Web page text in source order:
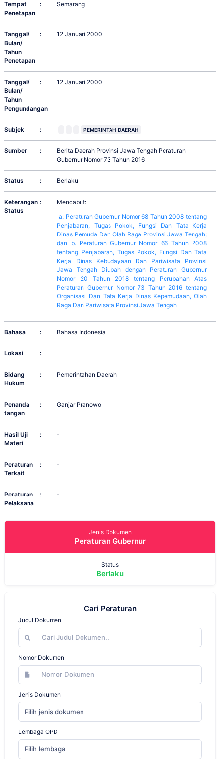
Tempat
Penetapan
: Semarang
Tanggal/
Bulan/
Tahun
Penetapan
: 12 Januari 2000
Tanggal/
Bulan/
Tahun
Pengundangan
: 12 Januari 2000
Subjek : PEMERINTAH DAERAH
Sumber :
Berita Daerah Provinsi Jawa Tengah Peraturan
Gubernur Nomor 73 Tahun 2016
Status : Berlaku
Keterangan
Status
:
Mencabut:
a. Peraturan Gubernur Nomor 68 Tahun 2008 tentang
Penjabaran, Tugas Pokok, Fungsi Dan Tata Kerja
Dinas Pemuda Dan Olah Raga Provinsi Jawa Tengah;
dan b. Peraturan Gubernur Nomor 66 Tahun 2008
tentang Penjabaran, Tugas Pokok, Fungsi Dan Tata
Kerja Dinas Kebudayaan Dan Pariwisata Provinsi
Jawa Tengah Diubah dengan Peraturan Gubernur
Nomor 20 Tahun 2018 tentang Perubahan Atas
Peraturan Gubernur Nomor 73 Tahun 2016 tentang
Organisasi Dan Tata Kerja Dinas Kepemudaan, Olah
Raga Dan Pariwisata Provinsi Jawa Tengah
Bahasa : Bahasa Indonesia
Lokasi :
Bidang
Hukum
: Pemerintahan Daerah
Penanda
tangan
: Ganjar Pranowo
Hasil Uji
Materi
: -
Peraturan
Terkait
: -
Peraturan
Pelaksana
: -
Jenis Dokumen
Peraturan Gubernur
Status
Berlaku
Cari Peraturan
Judul Dokumen
Nomor Dokumen
Jenis Dokumen
Pilih jenis dokumen
Lembaga OPD
Pilih lembaga